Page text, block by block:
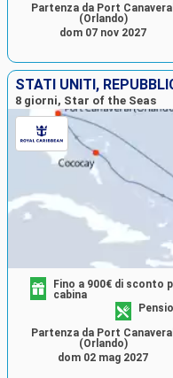
Partenza da Port Canaveral
(Orlando)
dom 07 nov 2027
STATI UNITI,
8 giorni, Star of the Seas
Fino a 900€ di sconto
cabina
Partenza da Port Canaveral
(Orlando)
dom 02 mag 2027